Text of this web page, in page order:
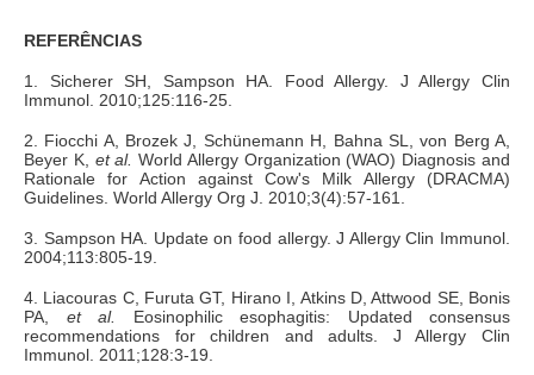
REFERÊNCIAS
1. Sicherer SH, Sampson HA. Food Allergy. J Allergy Clin
Immunol. 2010;125:116-25.
2. Fiocchi A, Brozek J, Schünemann H, Bahna SL, von Berg A,
Beyer K, et al. World Allergy Organization (WAO) Diagnosis and
Rationale for Action against Cow's Milk Allergy (DRACMA)
Guidelines. World Allergy Org J. 2010;3(4):57-161.
3. Sampson HA. Update on food allergy. J Allergy Clin Immunol.
2004;113:805-19.
4. Liacouras C, Furuta GT, Hirano I, Atkins D, Attwood SE, Bonis
PA, et al.
Eosinophilic esophagitis: Updated consensus
recommendations for children and adults. J Allergy Clin
Immunol. 2011;128:3-19.